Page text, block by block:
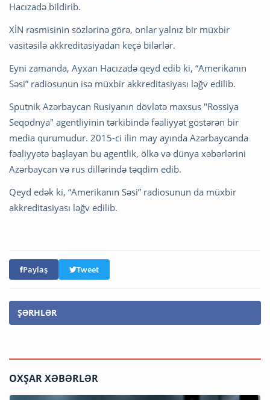
Hacızadə bildirib.
XİN rəsmisinin sözlərinə görə, onlar yalnız bir müxbir
vasitəsilə akkreditasiyadan keçə bilərlər.
Eyni zamanda, Ayxan Hacızadə qeyd edib ki, “Amerikanın
Səsi” radiosunun isə müxbir akkreditasiyası ləğv edilib.
Sputnik Azərbaycan Rusiyanın dövlətə məxsus "Rossiya
Seqodnya" agentliyinin tərkibində fəaliyyət göstərən bir
media qurumudur. 2015-ci ilin may ayında Azərbaycanda
fəaliyyətə başlayan bu agentlik, ölkə və dünya xəbərlərini
Azərbaycan və rus dillərində təqdim edib.
Qeyd edək ki, “Amerikanın Səsi” radiosunun da müxbir
akkreditasiyası ləğv edilib.
Paylaş Tweet
ŞƏRHLƏR
OXŞAR XƏBƏRLƏR